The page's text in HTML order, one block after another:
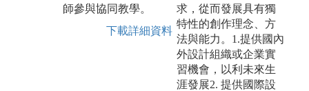
師參與協同教學。
下載詳細資料
求，從而發展具有獨
特性的創作理念、方
法與能力。1.提供國內
外設計組織或企業實
習機會，以利未來生
涯發展2. 提供國際設